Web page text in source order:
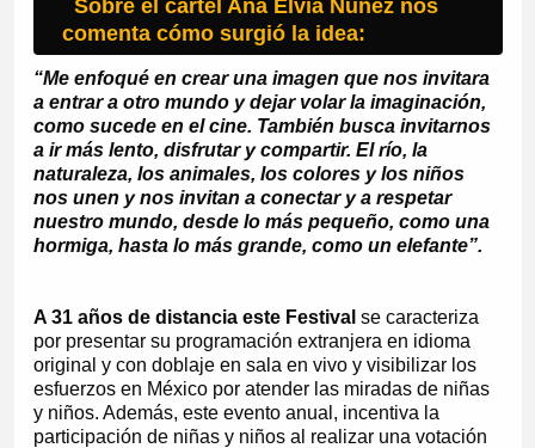
Sobre el cartel Ana Elvia Núñez nos
comenta cómo surgió la idea:
“Me enfoqué en crear una imagen que nos invitara
a entrar a otro mundo y dejar volar la imaginación,
como sucede en el cine. También busca invitarnos
a ir más lento, disfrutar y compartir. El río, la
naturaleza, los animales, los colores y los niños
nos unen y nos invitan a conectar y a respetar
nuestro mundo, desde lo más pequeño, como una
hormiga, hasta lo más grande, como un elefante”.
A 31 años de distancia este Festival se caracteriza
por presentar su programación extranjera en idioma
original y con doblaje en sala en vivo y visibilizar los
esfuerzos en México por atender las miradas de niñas
y niños. Además, este evento anual, incentiva la
participación de niñas y niños al realizar una votación